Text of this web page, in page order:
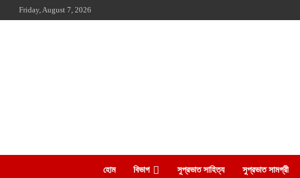
Friday, August 7, 2026
হোম বিভাগ সুপ্রভাত সাহিত্য সুপ্রভাত সামগ্রী